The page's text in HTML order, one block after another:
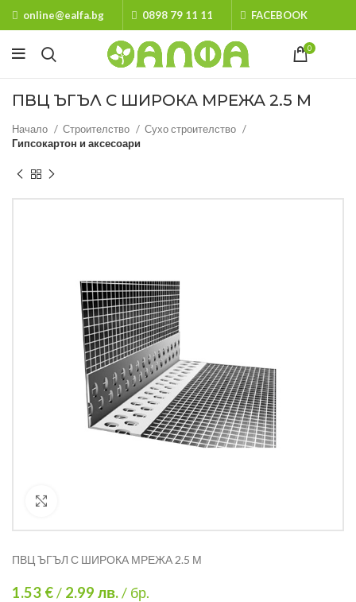
online@ealfa.bg 0898 79 11 11 FACEBOOK
0
ПВЦ ЪГЪЛ С ШИРОКА МРЕЖА 2.5 М
Начало Строителство
Сухо строителство
Гипсокартон и аксесоари
ПВЦ ЪГЪЛ С ШИРОКА МРЕЖА 2.5 М
1.53 €/ 2.99 лв./ бр.